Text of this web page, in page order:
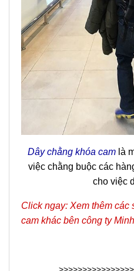
Dây chằng khóa cam là
việc chằng buộc các
cho việc
Click ngay: Xem thêm các
cam khác bên công ty